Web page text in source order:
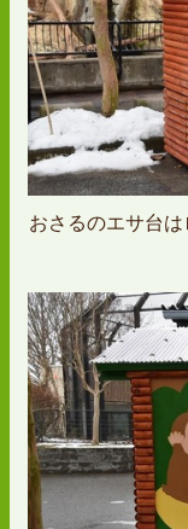
おさるのエサ台